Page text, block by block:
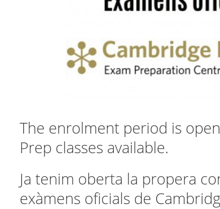
The enrolment period is
Prep classes available.
Ja tenim oberta la propera
exàmens oficials de